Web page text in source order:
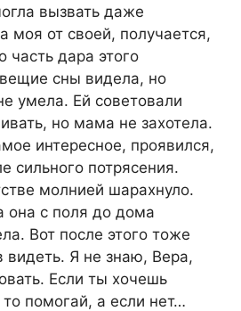
вызвать даже
моя от своей, получается,
часть дара этого
сны видела, но
умела. Ей советовали
но мама не захотела.
интересное, проявился,
сильного потрясения.
молнией шарахнуло.
она с поля до дома
Вот после этого тоже
видеть. Я не знаю, Вера,
Если ты хочешь
помогай, а если нет…